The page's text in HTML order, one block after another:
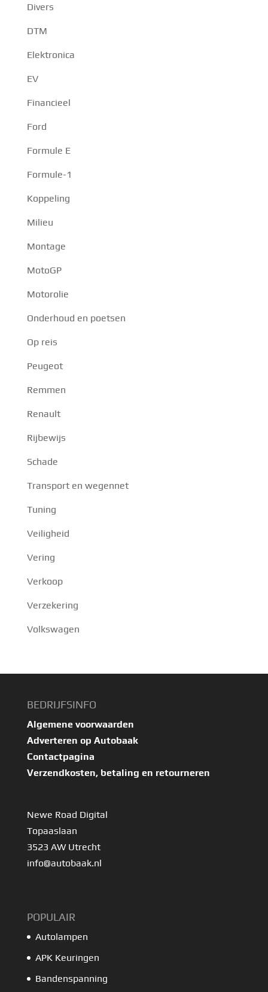
Divers
DTM
Elektronica
EV
Financieel
Ford
Formule E
Formule-1
Koppeling
Milieu
Montage
MotoGP
Motorolie
Onderhoud en poetsen
Op reis
Peugeot
Remmen
Renault
Rijbewijs
Schade
Transport en wegennet
Tuning
Veiligheid
Vering
Verkoop
Verzekering
Volkswagen
BEDRIJFSINFO
Algemene voorwaarden
Adverteren op Autobaak
Contactpagina
Verzendkosten, betaling en retourneren
Newe Road Digital
Topaaslaan
3523 AW Utrecht
info@autobaak.nl
POPULAIR
Autolampen
APK Keuringen
Bandenspanning